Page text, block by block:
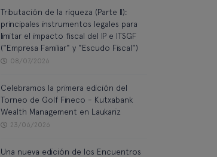
Tributación de la riqueza (Parte II):
principales instrumentos legales para
limitar el impacto fiscal del IP e ITSGF
("Empresa Familiar" y "Escudo Fiscal")
08/07/2026
Celebramos la primera edición del
Torneo de Golf Fineco - Kutxabank
Wealth Management en Laukariz
23/06/2026
Una nueva edición de los Encuentros